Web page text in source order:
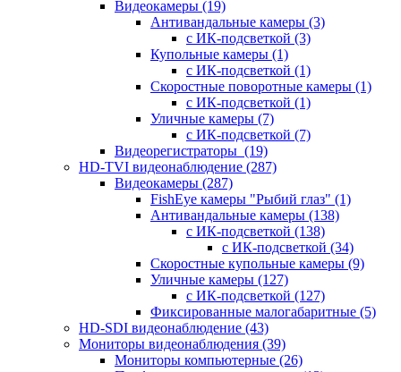
Видеокамеры (19)
Антивандальные камеры (3)
с ИК-подсветкой (3)
Купольные камеры (1)
с ИК-подсветкой (1)
Скоростные поворотные камеры (1)
с ИК-подсветкой (1)
Уличные камеры (7)
с ИК-подсветкой (7)
Видеорегистраторы (19)
HD-TVI видеонаблюдение (287)
Видеокамеры (287)
FishEye камеры "Рыбий глаз" (1)
Антивандальные камеры (138)
с ИК-подсветкой (138)
с ИК-подсветкой (34)
Скоростные купольные камеры (9)
Уличные камеры (127)
с ИК-подсветкой (127)
Фиксированные малогабаритные (5)
HD-SDI видеонаблюдение (43)
Мониторы видеонаблюдения (39)
Мониторы компьютерные (26)